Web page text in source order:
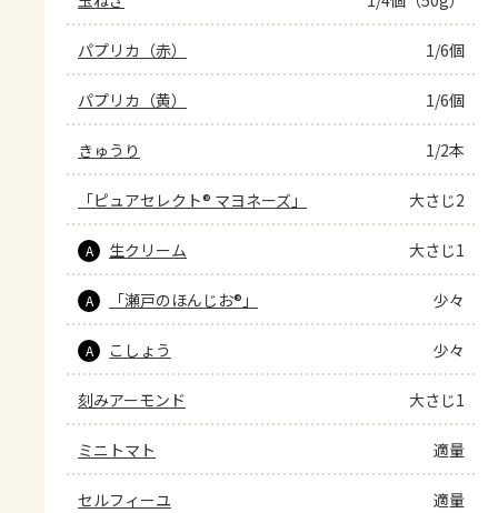
パプリカ（赤） 1/6個
パプリカ（黄） 1/6個
きゅうり 1/2本
「ピュアセレクト® マヨネーズ」 大さじ2
A 生クリーム 大さじ1
A 「瀬戸のほんじお®」 少々
A こしょう 少々
刻みアーモンド 大さじ1
ミニトマト 適量
セルフィーユ 適量